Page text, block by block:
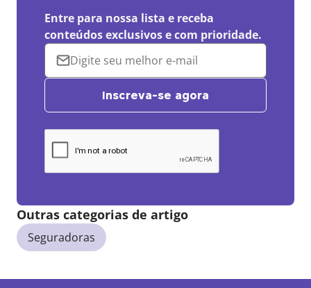
Entre para nossa lista e receba
conteúdos exclusivos e com prioridade.
Inscreva-se agora
Outras categorias de artigo
Seguradoras